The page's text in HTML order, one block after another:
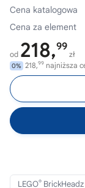
Cena katalogowa
Cena za element
od 218,99
zł
0% 218,99 najniższa
LEGO® BrickHeadz